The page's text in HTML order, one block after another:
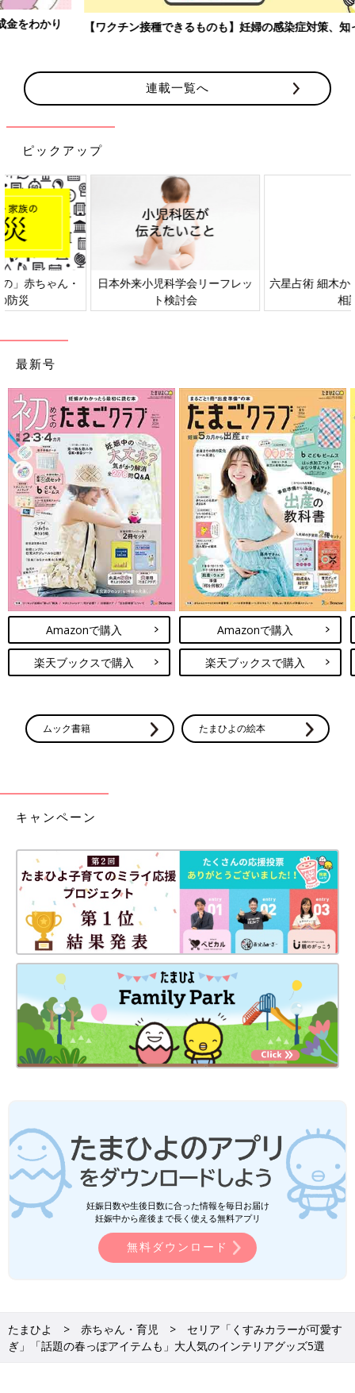
【ワクチン接種できるものも】妊婦の感染症対策、知っておいて！
連載一覧へ
ピックアップ
日本外来小児科学会リーフレッ
六星占術 細木かおりさんの人生
最新号
Amazonで購入
楽天ブックスで購入
Amazonで購入
楽天ブックスで購入
ムック書籍 たまひよの絵本
キャンペーン
妊娠日数や生後日数に合った情報を毎日お届け
妊娠中から産後まで長く使える無料アプリ
無料ダウンロード
たまひよ 赤ちゃん・育児
セリア「くすみカラーが可愛す
ぎ」「話題の春っぽアイテムも」大人気のインテリアグッズ5選